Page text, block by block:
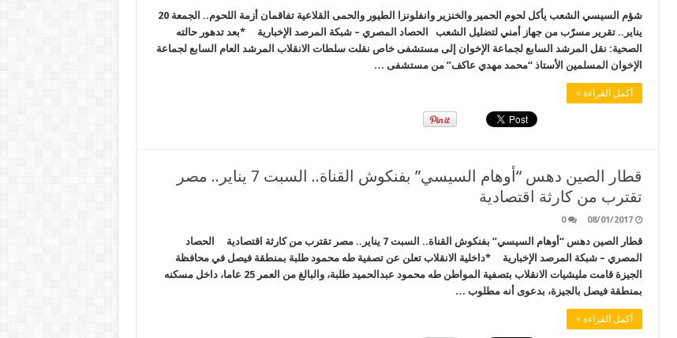
شؤم السيسي الشعب يأكل لحوم الحمير والخنزير وانفلونزا الطيور والحمى القلاعية تفاقمان أزمة اللحوم.. الجمعة 20
يناير.. تقرير مسرّب من جهاز أمني لتضليل الشعب الحصاد المصري – شبكة المرصد الإخبارية *بعد تدهور حالته
الصحية: نقل المرشد السابع لجماعة الإخوان إلى مستشفى خاص نقلت سلطات الانقلاب المرشد العام السابع لجماعة
الإخوان المسلمين الأستاذ “محمد مهدي عاكف” من مستشفى …
أكمل القراءة »
قطار الصين دهس “أوهام السيسي” بفنكوش القناة.. السبت 7 يناير.. مصر
تقترب من كارثة اقتصادية
08/01/2017
0
قطار الصين دهس “أوهام السيسي” بفنكوش القناة.. السبت 7 يناير.. مصر تقترب من كارثة اقتصادية الحصاد
المصري – شبكة المرصد الإخبارية *داخلية الانقلاب تعلن عن تصفية طه محمود طلبة بمنطقة فيصل في محافظة
الجيزة قامت مليشيات الانقلاب بتصفية المواطن طه محمود عبدالحميد طلبة، والبالغ من العمر 25 عاما، داخل مسكنه
بمنطقة فيصل بالجيزة، بدعوى أنه مطلوب …
أكمل القراءة »